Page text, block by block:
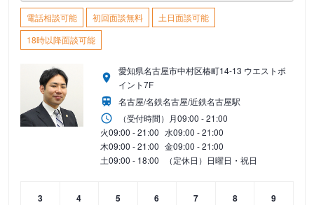
電話相談可能 初回面談無料
土日面談可能
18時以降面談可能
愛知県名古屋市中村区椿町14-13 ウエストポ
イント7F
名古屋/名鉄名古屋/近鉄名古屋駅
（受付時間） 月09:00 - 21:00
火09:00 - 21:00 水09:00 - 21:00
木09:00 - 21:00 金09:00 - 21:00
土09:00 - 18:00 （定休日）日曜日・祝日
3
4
5
6
7
8
9